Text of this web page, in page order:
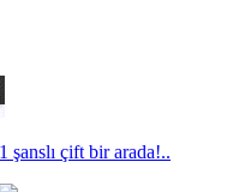
şanslı çift bir arada!..